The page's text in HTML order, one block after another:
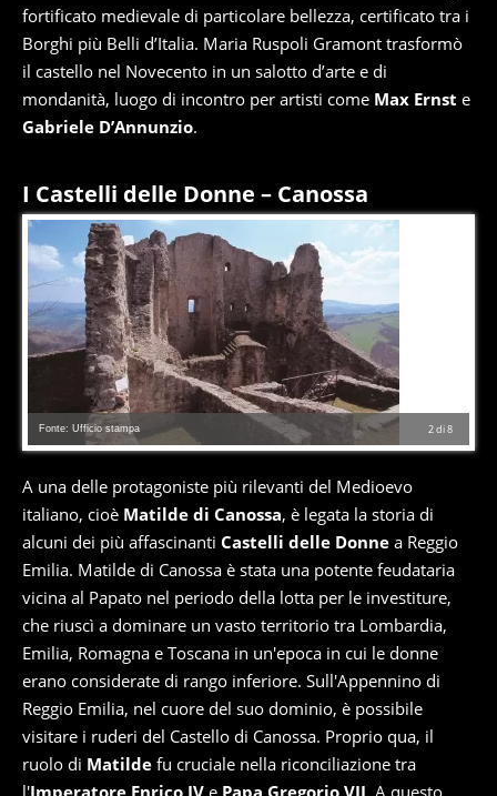
fortificato medievale di particolare bellezza, certificato tra i
Borghi più Belli d’Italia. Maria Ruspoli Gramont trasformò
il castello nel Novecento in un salotto d’arte e di
mondanità, luogo di incontro per artisti come Max Ernst e
Gabriele D’Annunzio.
I Castelli delle Donne – Canossa
2di8
Fonte: Ufficio stampa
A una delle protagoniste più rilevanti del Medioevo
italiano, cioè Matilde di Canossa, è legata la storia di
alcuni dei più affascinanti Castelli delle Donne a Reggio
Emilia. Matilde di Canossa è stata una potente feudataria
vicina al Papato nel periodo della lotta per le investiture,
che riuscì a dominare un vasto territorio tra Lombardia,
Emilia, Romagna e Toscana in un'epoca in cui le donne
erano considerate di rango inferiore. Sull'Appennino di
Reggio Emilia, nel cuore del suo dominio, è possibile
visitare i ruderi del Castello di Canossa. Proprio qua, il
ruolo di Matilde fu cruciale nella riconciliazione tra
l'Imperatore Enrico IV e Papa Gregorio VII. A questo